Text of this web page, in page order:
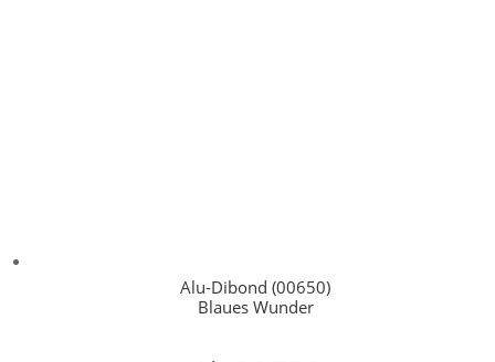
Alu-Dibond (00650)
Blaues Wunder